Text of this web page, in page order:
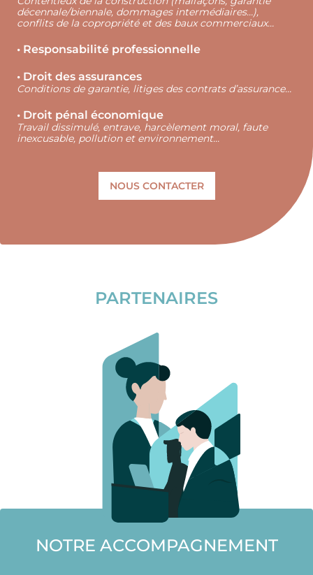
décennale/biennale, dommages intermédiaires…),
conflits de la copropriété et des baux commerciaux…
• Responsabilité professionnelle
• Droit des assurances
Conditions de garantie, litiges des contrats d’assurance…
• Droit pénal économique
Travail dissimulé, entrave, harcèlement moral, faute
inexcusable, pollution et environnement...
NOUS CONTACTER
PARTENAIRES
NOTRE ACCOMPAGNEMENT